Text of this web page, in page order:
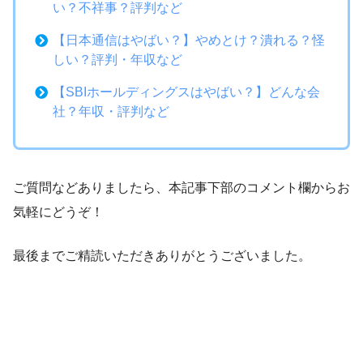
い？不祥事？評判など
【日本通信はやばい？】やめとけ？潰れる？怪
しい？評判・年収など
【SBIホールディングスはやばい？】どんな会
社？年収・評判など
ご質問などありましたら、本記事下部のコメント欄からお
気軽にどうぞ！
最後までご精読いただきありがとうございました。